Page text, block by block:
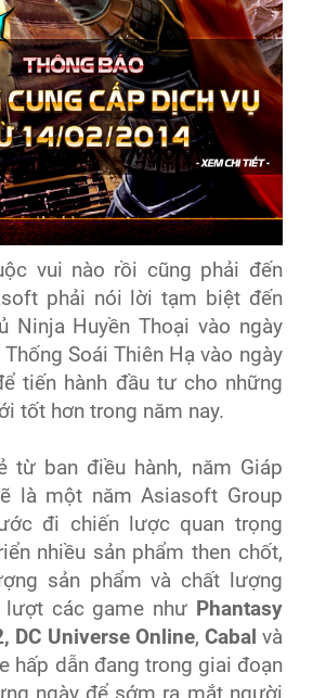
vui nào rồi cũng phải đến
phải nói lời tạm biệt đến
Ninja Huyền Thoại vào ngày
Soái Thiên Hạ vào ngày
tiến hành đầu tư cho những
tốt hơn trong năm nay.
từ ban điều hành, năm Giáp
là một năm Asiasoft Group
đi chiến lược quan trọng
nhiều sản phẩm then chốt,
sản phẩm và chất lượng
lượt các game như Phantasy
DC Universe Online, Cabal và
hấp dẫn đang trong giai đoạn